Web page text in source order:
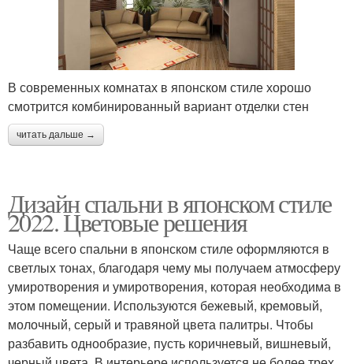
В современных комнатах в японском стиле хорошо
смотрится комбинированный вариант отделки стен
читать дальше →
Дизайн спальни в японском стиле
2022. Цветовые решения
Чаще всего спальни в японском стиле оформляются в
светлых тонах, благодаря чему мы получаем атмосферу
умиротворения и умиротворения, которая необходима в
этом помещении. Используются бежевый, кремовый,
молочный, серый и травяной цвета палитры. Чтобы
разбавить однообразие, пусть коричневый, вишневый,